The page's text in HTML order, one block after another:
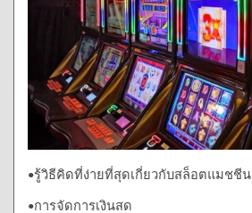
•รู้วิธีคิดที่ง่ายที่สุดเกี่ยวกับสล็อตแมชชีน
•การจัดการเงินสด